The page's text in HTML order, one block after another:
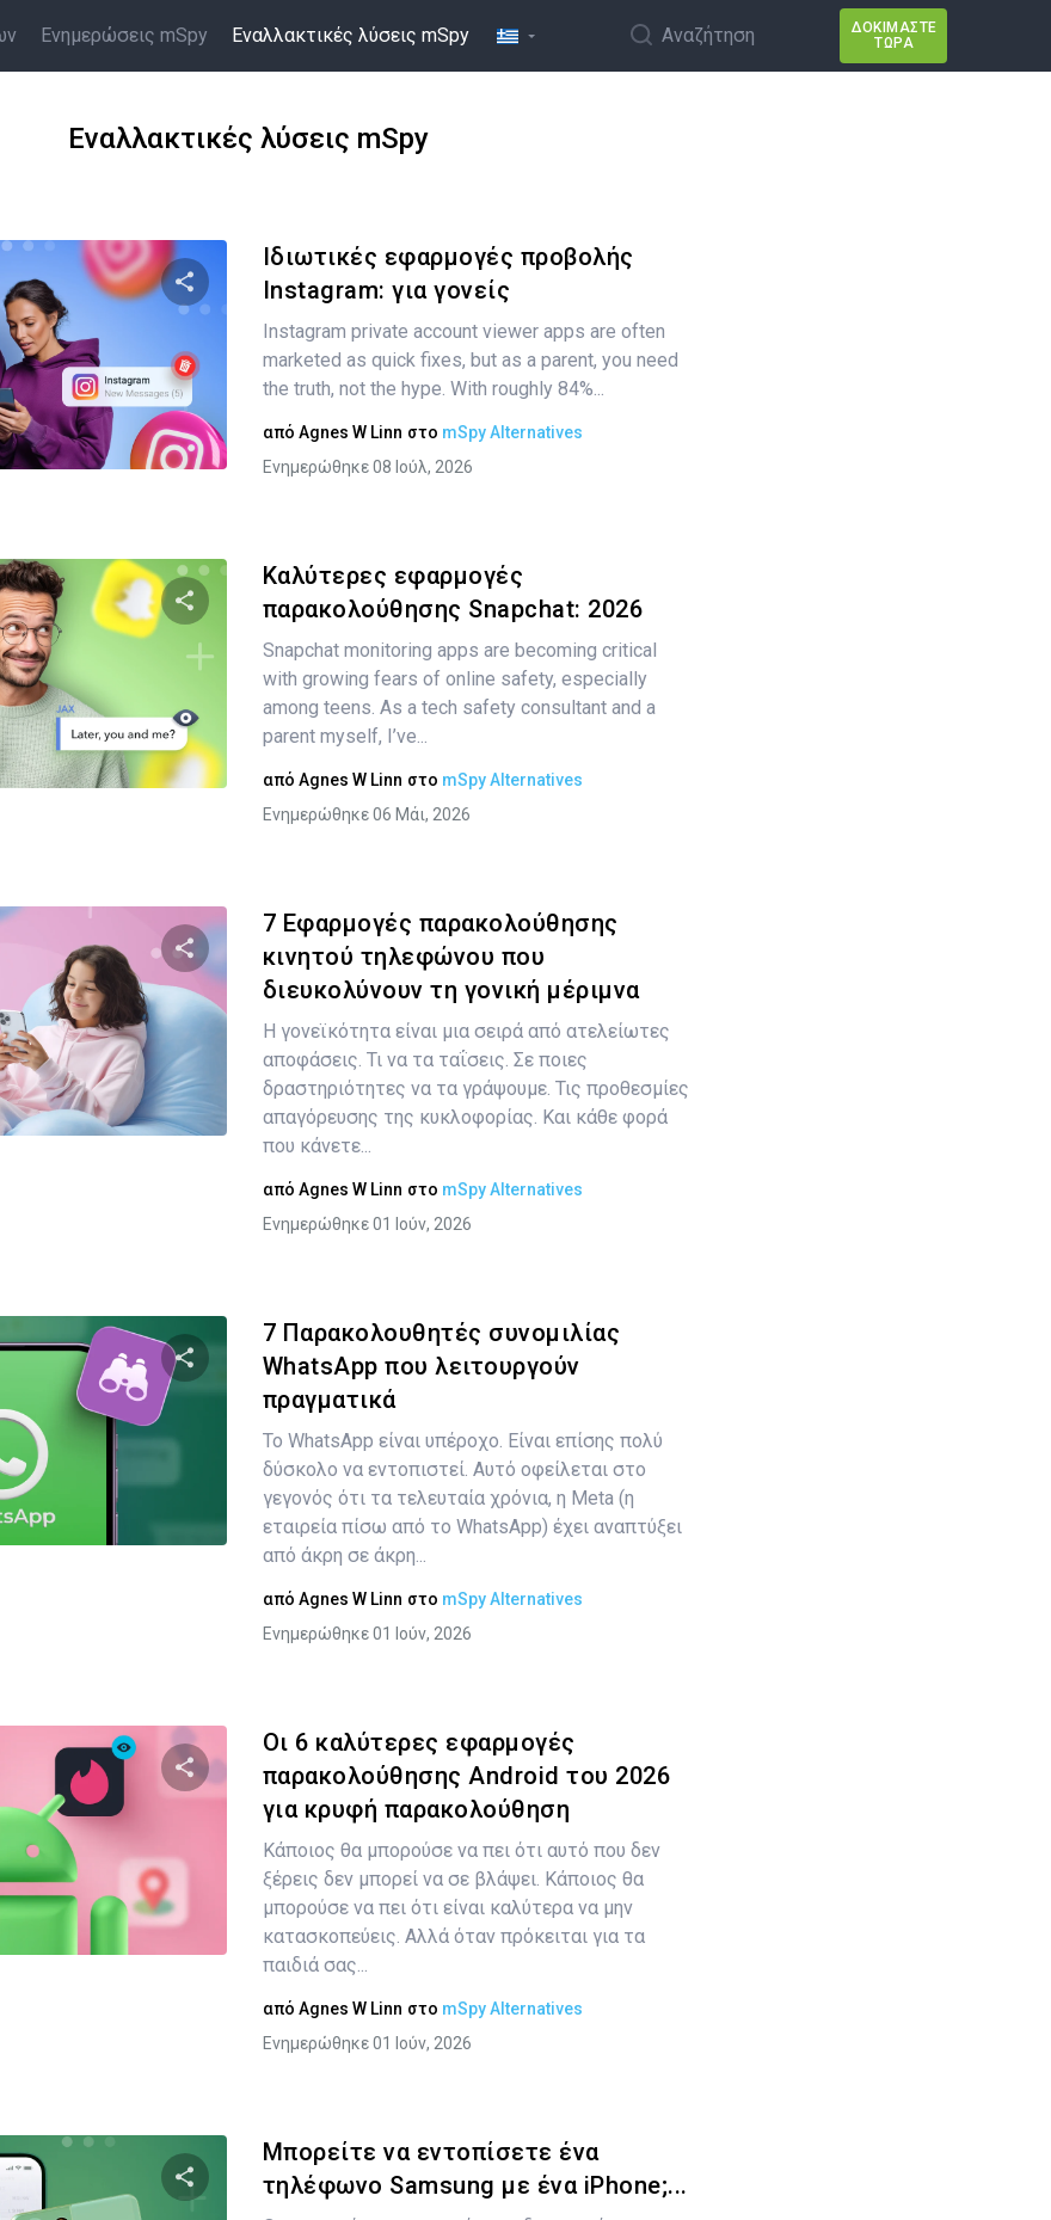
Ενημερώσεις mSpy Εναλλακτικές λύσεις mSpy Αναζήτηση
ΔΟΚΙΜΆΣΤΕ
ΤΏΡΑ
Εναλλακτικές λύσεις mSpy
Κοινοποιήστε αυτό το άρθρο
Twitter Facebook Αντιγραφή Συνδέσμου
Ιδιωτικές εφαρμογές προβολής
Instagram: για γονείς
Instagram private account viewer apps are often
marketed as quick fixes, but as a parent, you need
the truth, not the hype. With roughly 84%...
από Agnes W Linn στο mSpy Alternatives
Ενημερώθηκε 08 Ιούλ, 2026
Κοινοποιήστε αυτό το άρθρο
Twitter
Καλύτερες εφαρμογές
παρακολούθησης Snapchat: 2026
Snapchat monitoring apps are becoming critical
with growing fears of online safety, especially
among teens. As a tech safety consultant and a
parent myself, I’ve...
από Agnes W Linn στο mSpy Alternatives
Ενημερώθηκε 06 Μάι, 2026
Κοινοποιήστε αυτό το άρθρο
Twitter Αντιγραφή Συνδέσμου
7 Εφαρμογές παρακολούθησης
κινητού τηλεφώνου που
διευκολύνουν τη γονική μέριμνα
Η γονεϊκότητα είναι μια σειρά από ατελείωτες
αποφάσεις. Τι να τα ταΐσεις. Σε ποιες
δραστηριότητες να τα γράψουμε. Τις προθεσμίες
απαγόρευσης της κυκλοφορίας. Και κάθε φορά
που κάνετε...
από Agnes W Linn στο mSpy Alternatives
Ενημερώθηκε 01 Ιούν, 2026
Κοινοποιήστε αυτό το άρθρο
Αντιγραφή Συνδέσμου
7 Παρακολουθητές συνομιλίας
WhatsApp που λειτουργούν
πραγματικά
Το WhatsApp είναι υπέροχο. Είναι επίσης πολύ
δύσκολο να εντοπιστεί. Αυτό οφείλεται στο
γεγονός ότι τα τελευταία χρόνια, η Meta (η
εταιρεία πίσω από το WhatsApp) έχει αναπτύξει
από άκρη σε άκρη...
από Agnes W Linn στο mSpy Alternatives
Ενημερώθηκε 01 Ιούν, 2026
Κοινοποιήστε αυτό το άρθρο
Twitter Αντιγραφή Συνδέσμου
Οι 6 καλύτερες εφαρμογές
παρακολούθησης Android του 2026
για κρυφή παρακολούθηση
Κάποιος θα μπορούσε να πει ότι αυτό που δεν
ξέρεις δεν μπορεί να σε βλάψει. Κάποιος θα
μπορούσε να πει ότι είναι καλύτερα να μην
κατασκοπεύεις. Αλλά όταν πρόκειται για τα
παιδιά σας...
από Agnes W Linn στο mSpy Alternatives
Ενημερώθηκε 01 Ιούν, 2026
Μπορείτε να εντοπίσετε ένα
τηλέφωνο Samsung με ένα iPhone;...